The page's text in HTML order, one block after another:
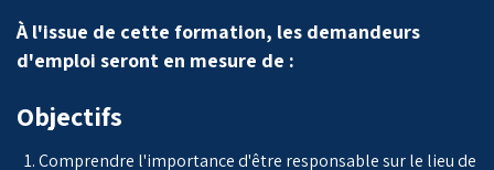
À l'issue de cette formation, les demandeurs
d'emploi seront en mesure de :
Objectifs
Comprendre l'importance d'être responsable sur le lieu de